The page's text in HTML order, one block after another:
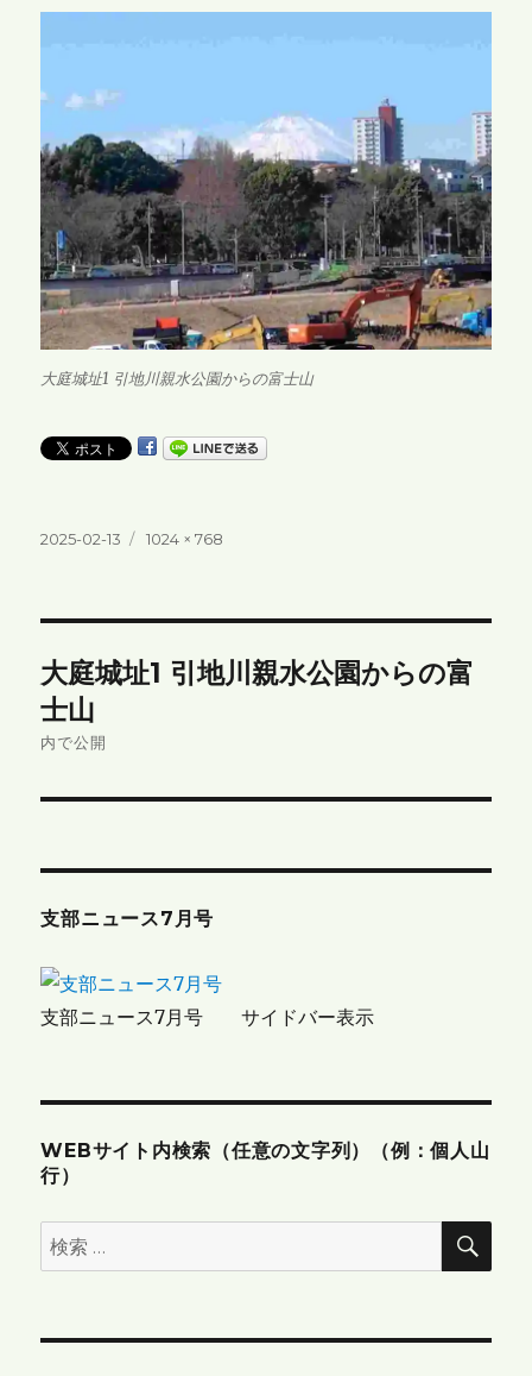
大庭城址1 引地川親水公園からの富士山
投
2025-02-13
フ
1024 × 768
稿
ナ
ビ
ョ
大庭城址1 引地川親水公園からの富
士山
内で公開
支部ニュース7月号
支部ニュース7月号 サイドバー表示
WEBサイト内検索（任意の文字列）（例：個人山
行）
検
索:
検